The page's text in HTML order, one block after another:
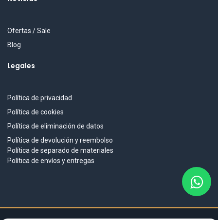
Ofertas / Sale
Blog
Legales
Política de privacidad
Política de cookies
Política de eliminación de datos
Política de devolución y reembolso
Política de separado de materiales
Política de envíos y entregas